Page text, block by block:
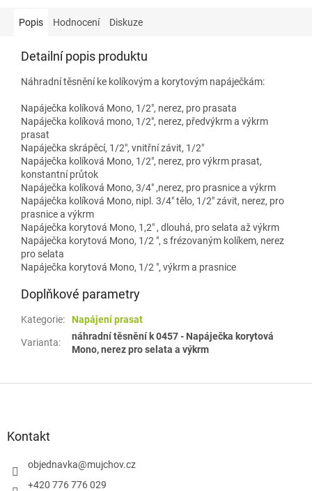
Popis Hodnocení Diskuze
Detailní popis produktu
Náhradní těsnění ke kolíkovým a korytovým napáječkám:
Napáječka kolíková Mono, 1/2", nerez, pro prasata
Napáječka kolíková mono, 1/2", nerez, předvýkrm a výkrm
prasat
Napáječka skrápěcí, 1/2", vnitřní závit, 1/2"
Napáječka kolíková Mono, 1/2", nerez, pro výkrm prasat,
konstantní průtok
Napáječka kolíková Mono, 3/4" ,nerez, pro prasnice a výkrm
Napáječka kolíková Mono, nipl. 3/4" tělo, 1/2" závit, nerez, pro
prasnice a výkrm
Napáječka korytová Mono, 1,2" , dlouhá, pro selata až výkrm
Napáječka korytová Mono, 1/2 ", s frézovaným kolíkem, nerez
pro selata
Napáječka korytová Mono, 1/2 ", výkrm a prasnice
Doplňkové parametry
Kategorie: Napájení prasat
Varianta:
náhradní těsnění k 0457 - Napáječka korytová
Mono, nerez pro selata a výkrm
Kontakt
objednavka@mujchov.cz
+420 776 776 029